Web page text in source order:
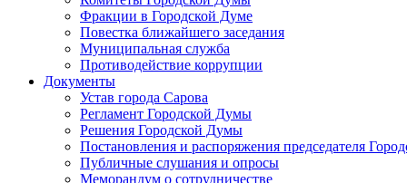
Фракции в Городской Думе
Повестка ближайшего заседания
Муниципальная служба
Противодействие коррупции
Документы
Устав города Сарова
Регламент Городской Думы
Решения Городской Думы
Постановления и распоряжения председателя
Публичные слушания и опросы
Меморандум о сотрудничестве